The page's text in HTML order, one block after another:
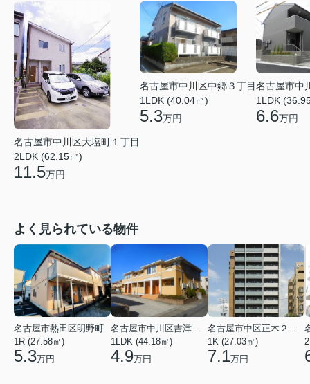
名古屋市中川区大塩町１丁目
2LDK (62.15㎡)
11.5万円
名古屋市中川区中郷３丁目
1LDK (40.04㎡)
5.3万円
名古屋市中
1LDK
6.6万円
よく見られている物件
名古屋市熱田区明野町
1R (27.58㎡)
5.3万円
名古屋市中川区吉津４丁目
1LDK (44.18㎡)
4.9万円
名古屋市中区正木２丁目
1K (27.03㎡)
7.1万円